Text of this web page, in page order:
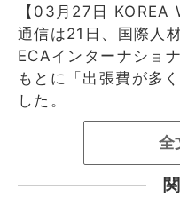
【03月27日 KOREA
通信は21日、国際人
ECAインターナショ
もとに「出張費が多
した。
全